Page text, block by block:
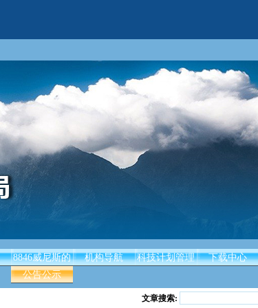
8846威尼斯的
公告公示
机构导航 科技计划管理 下载中心
文章搜索: